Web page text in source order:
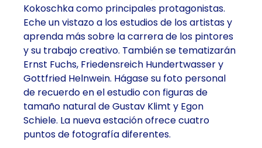
Kokoschka como principales protagonistas.
Eche un vistazo a los estudios de los artistas y
aprenda más sobre la carrera de los pintores
y su trabajo creativo. También se tematizarán
Ernst Fuchs, Friedensreich Hundertwasser y
Gottfried Helnwein. Hágase su foto personal
de recuerdo en el estudio con figuras de
tamaño natural de Gustav Klimt y Egon
Schiele. La nueva estación ofrece cuatro
puntos de fotografía diferentes.